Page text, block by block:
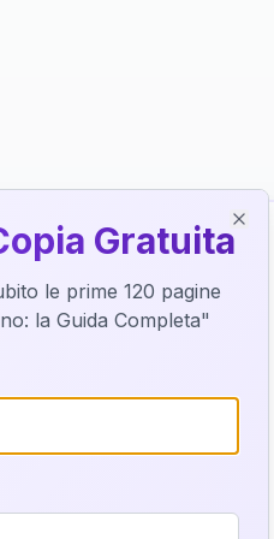
di
Gratuita
le prime 120 pagine
la Guida Completa"